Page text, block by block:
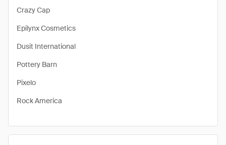
Crazy Cap
Epilynx Cosmetics
Dusit International
Pottery Barn
Pixelo
Rock America